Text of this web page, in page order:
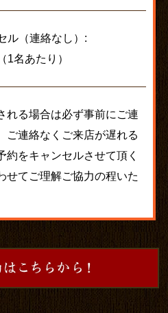
ル（連絡なし）:
1名あたり）
れる場合は必ず事前にご連
ご連絡なくご来店が遅れる
約をキャンセルさせて頂く
せてご理解ご協力の程いた